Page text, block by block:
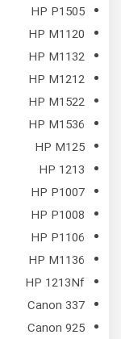
HP P1505
HP M1120
HP M1132
HP M1212
HP M1522
HP M1536
HP M125
HP 1213
HP P1007
HP P1008
HP P1106
HP M1136
HP 1213Nf
Canon 337
Canon 925